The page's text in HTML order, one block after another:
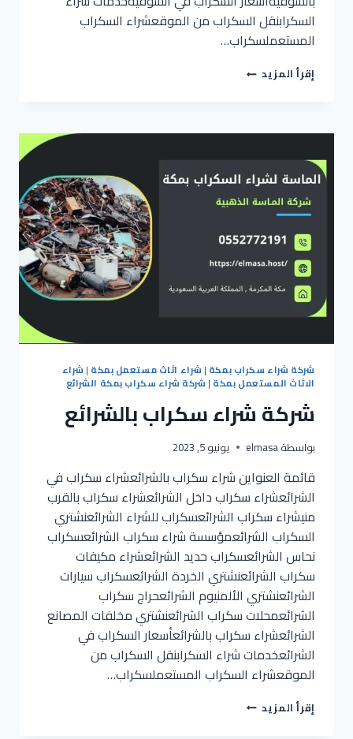
السكرابنقل السكراب من الموقعشراء السكراب
المستعملسكراب…
إقرأ المزيد شراء
شركة شراء سكراب بمكة | شراء اثاث مستعمل بمكة | شراء
الاثاث المستعمل بمكة | شركة شراء سكراب بمكة الشرائع
شركة شراء سكراب بالشرائع
بواسطةelmasa يونيو 5, 2023
قائمة العنواين شراء سكراب بالشرائعشراء سكراب في
الشرائعشراء سكراب داخل الشرائعشراء سكراب بالقرب
منيشراء سكراب الشرائعسكراب للشراء الشرائعنشتري
السكراب الشرائعمؤسسة شراء سكراب الشرائعسكراب
نحاس الشرائعسكراب حديد الشرائعشراء مكيفات
سكراب الشرائعنشتري الخردة الشرائعسكراب سيارات
الشرائعنشتري الألمنيوم الشرائعحراج سكراب
الشرائعمحلات سكراب الشرائعنشتري مخلفات المصانع
الشرائعشراء سكراب بالشرائعأسعار السكراب في
الشرائعخدمات شراء السكرابنقل السكراب من
الموقعشراء السكراب المستعملسكراب…
إقرأ المزيد شركة